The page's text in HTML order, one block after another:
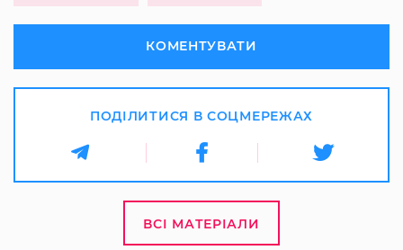
КОМЕНТУВАТИ
ПОДІЛИТИСЯ В СОЦМЕРЕЖАХ
ВСІ МАТЕРІАЛИ